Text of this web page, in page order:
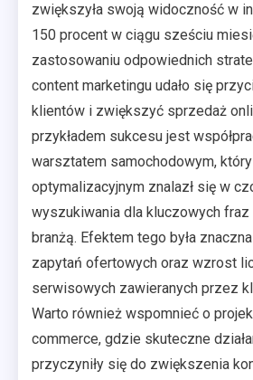
zwiększyła swoją widoczność w
150 procent w ciągu sześciu
zastosowaniu odpowiednich
content marketingu udało się
klientów i zwiększyć sprzedaż
przykładem sukcesu jest
warsztatem samochodowym,
optymalizacyjnym znalazł się w
wyszukiwania dla kluczowych
branżą. Efektem tego była
zapytań ofertowych oraz wzrost
serwisowych zawieranych przez
Warto również wspomnieć o
commerce, gdzie skuteczne
przyczyniły się do zwiększenia